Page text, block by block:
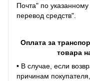
Почта" по
перевод средств".
Оплата за
товара
• В случае, если
причинам